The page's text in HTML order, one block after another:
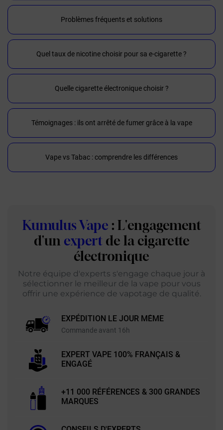
Problèmes fréquents et solutions
Quel taux de nicotine choisir pour sa e-cigarette ?
Quelle cigarette électronique choisir ?
Témoignages : ils ont arrêté de fumer grâce à la vape
Vape vs Tabac : comprendre les différences
Kumulus Vape : L'engagement
d'un expert de la cigarette
électronique
Notre équipe d'experts s'engage chaque jour à
sélectionner le meilleur de la vape pour vous
offrir une expérience de vapotage de qualité.
EXPÉDITION LE JOUR MÊME
Commande avant 16h
EXPERT VAPE 100% FRANÇAIS &
ENGAGÉ
+11 000 RÉFÉRENCES & 300 GRANDES
MARQUES